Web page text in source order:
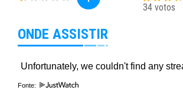
34 votos
ONDE ASSISTIR
Fonte: